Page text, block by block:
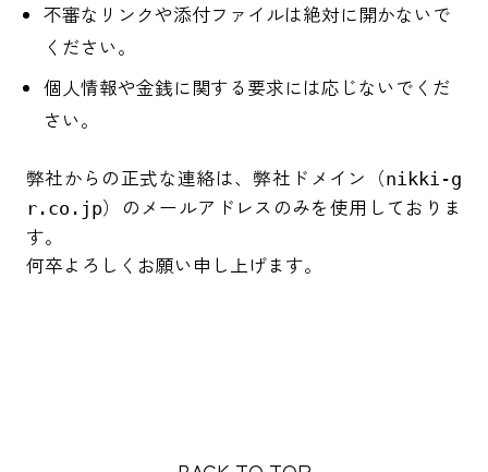
不審なリンクや添付ファイルは絶対に開かないで
ください。
個人情報や金銭に関する要求には応じないでくだ
さい。
弊社からの正式な連絡は、弊社ドメイン（nikki-g
r.co.jp）のメールアドレスのみを使用しておりま
す。
何卒よろしくお願い申し上げます。